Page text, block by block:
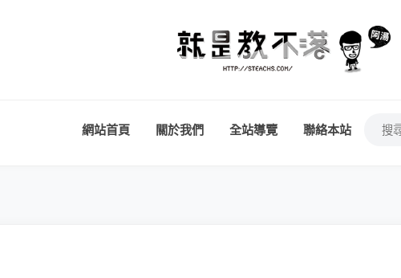
網站首頁 關於我們 全站導覽 聯絡本站